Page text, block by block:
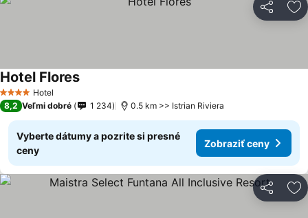
Zdieľať
4 Počet hviezdičiek
Hotel
Hotel Flores
8,2 Veľmi dobré 1 234 0.5 km >> Istrian Riviera
Vyberte dátumy a pozrite si presné
ceny
Zobraziť ceny
Zdieľať